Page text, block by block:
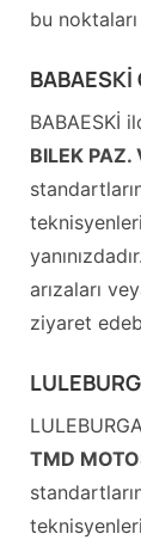
bu
BABAESKİ
BILEK PAZ.
arızaları
ziyaret
TMD